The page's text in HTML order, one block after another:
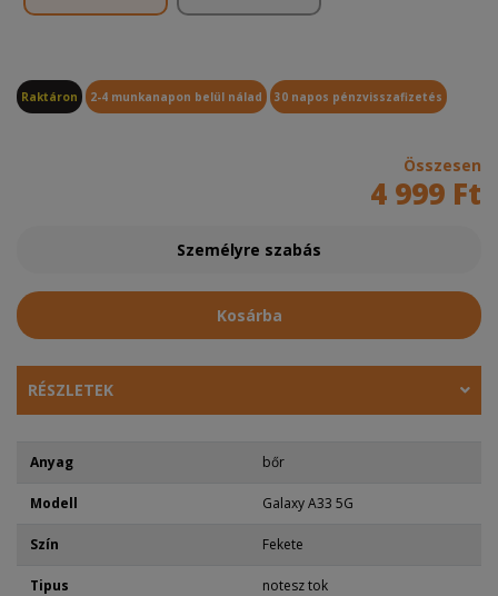
Raktáron 2-4 munkanapon belül nálad 30 napos pénzvisszafizetés
Összesen
4 999 Ft
Személyre szabás
Kosárba
RÉSZLETEK
Anyag bőr
Modell Galaxy A33 5G
Szín Fekete
Tipus notesz tok